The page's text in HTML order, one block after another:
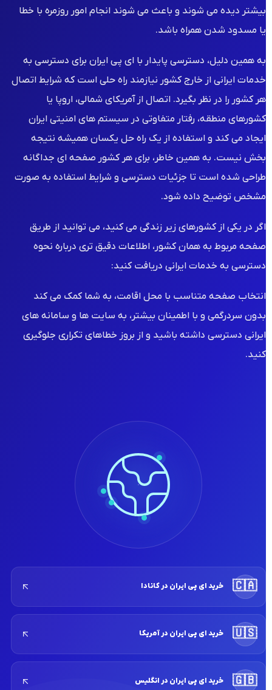
بیشتر دیده می شوند و باعث می شوند انجام امور روزمره با خطا
یا مسدود شدن همراه باشد.
به همین دلیل، دسترسی پایدار با ای پی ایران برای دسترسی به
خدمات ایرانی از خارج کشور نیازمند راه حلی است که شرایط اتصال
هر کشور را در نظر بگیرد. اتصال از آمریکای شمالی، اروپا یا
کشورهای منطقه، رفتار متفاوتی در سیستم های امنیتی ایران
ایجاد می کند و استفاده از یک راه حل یکسان همیشه نتیجه
بخش نیست. به همین خاطر، برای هر کشور صفحه ای جداگانه
طراحی شده است تا جزئیات دسترسی و شرایط استفاده به صورت
مشخص توضیح داده شود.
اگر در یکی از کشورهای زیر زندگی می کنید، می توانید از طریق
صفحه مربوط به همان کشور، اطلاعات دقیق تری درباره نحوه
دسترسی به خدمات ایرانی دریافت کنید:
انتخاب صفحه متناسب با محل اقامت، به شما کمک می کند
بدون سردرگمی و با اطمینان بیشتر، به سایت ها و سامانه های
ایرانی دسترسی داشته باشید و از بروز خطاهای تکراری جلوگیری
کنید.
🇨🇦 خرید ای پی ایران در کانادا
🇺🇸 خرید ای پی ایران در آمریکا
🇬🇧 خرید ای پی ایران در انگلیس